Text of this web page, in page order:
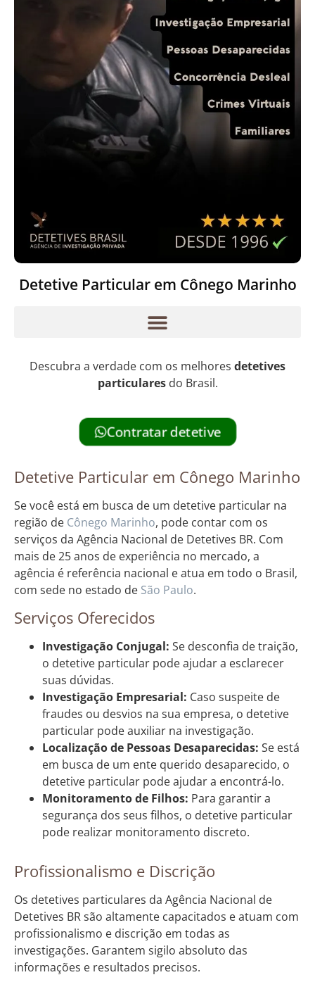
Detetive Particular em Cônego Marinho
Descubra a verdade com os melhores detetives
particularesdo Brasil.
Contratar detetive
Detetive Particular em Cônego Marinho
Se você está em busca de um detetive particular na
região de Cônego Marinho, pode contar com os
serviços da Agência Nacional de Detetives BR. Com
mais de 25 anos de experiência no mercado, a
agência é referência nacional e atua em todo o Brasil,
com sede no estado de São Paulo.
Serviços Oferecidos
Investigação Conjugal: Se desconfia de traição,
o detetive particular pode ajudar a esclarecer
suas dúvidas.
Investigação Empresarial: Caso suspeite de
fraudes ou desvios na sua empresa, o detetive
particular pode auxiliar na investigação.
Localização de Pessoas Desaparecidas: Se está
em busca de um ente querido desaparecido, o
detetive particular pode ajudar a encontrá-lo.
Monitoramento de Filhos: Para garantir a
segurança dos seus filhos, o detetive particular
pode realizar monitoramento discreto.
Profissionalismo e Discrição
Os detetives particulares da Agência Nacional de
Detetives BR são altamente capacitados e atuam com
profissionalismo e discrição em todas as
investigações. Garantem sigilo absoluto das
informações e resultados precisos.